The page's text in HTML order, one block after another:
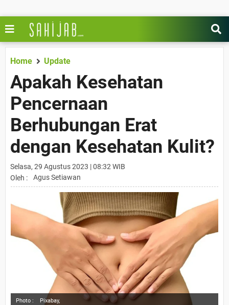
Home Update
Apakah Kesehatan
Pencernaan
Berhubungan Erat
dengan Kesehatan Kulit?
Selasa, 29 Agustus 2023 | 08:32 WIB
Oleh :
Agus Setiawan
Photo : Pixabay,